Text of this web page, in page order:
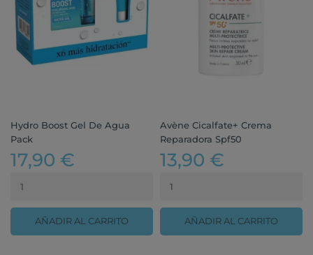
Hydro Boost Gel De Agua
Pack
17,90 €
AÑADIR AL CARRITO
Avène Cicalfate+ Crema
Reparadora Spf50
13,90 €
AÑADIR AL CARRITO